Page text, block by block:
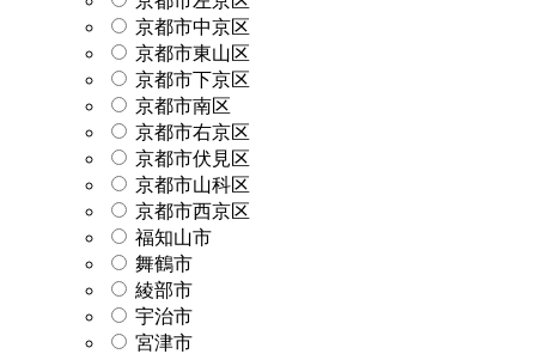
京都市中京区
京都市東山区
京都市下京区
京都市南区
京都市右京区
京都市伏見区
京都市山科区
京都市西京区
福知山市
舞鶴市
綾部市
宇治市
宮津市